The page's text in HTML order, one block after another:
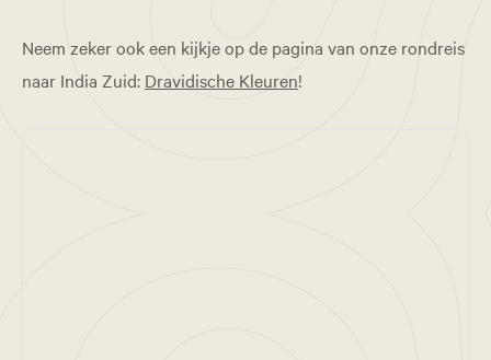
Neem zeker ook een kijkje op de pagina van onze rondreis
naar India Zuid: Dravidische Kleuren!